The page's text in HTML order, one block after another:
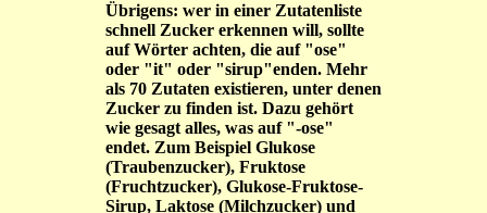
Übrigens: wer in einer Zutatenliste
schnell Zucker erkennen will, sollte
auf Wörter achten, die auf "ose"
oder "it" oder "sirup"enden. Mehr
als 70 Zutaten existieren, unter denen
Zucker zu finden ist. Dazu gehört
wie gesagt alles, was auf "-ose"
endet. Zum Beispiel Glukose
(Traubenzucker), Fruktose
(Fruchtzucker), Glukose-Fruktose-
Sirup, Laktose (Milchzucker) und